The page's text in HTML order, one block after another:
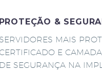
PROTEÇÃO &
SERVIDORES MAIS
E
DE SEGURANÇA NA